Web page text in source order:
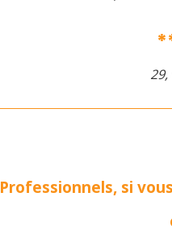
Professionnels, si